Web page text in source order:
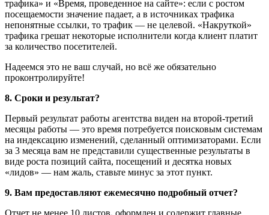
трафика» и «Время, проведенное на сайте»: если с ростом
посещаемости значение падает, а в источниках трафика
непонятные ссылки, то трафик — не целевой. «Накруткой»
трафика грешат некоторые исполнители когда клиент платит
за количество посетителей.
Надеемся это не ваш случай, но всё же обязательно
проконтролируйте!
8. Сроки и результат?
Первый результат работы агентства виден на второй-третий
месяцы работы — это время потребуется поисковым системам
на индексацию изменений, сделанный оптимизаторами. Если
за 3 месяца вам не представили существенные результаты в
виде роста позиций сайта, посещений и десятка новых
«лидов» — нам жаль, ставьте минус за этот пункт.
9. Вам предоставляют ежемесячно подробный отчет?
Отчет не менее 10 листов, оформлен и содержит главные